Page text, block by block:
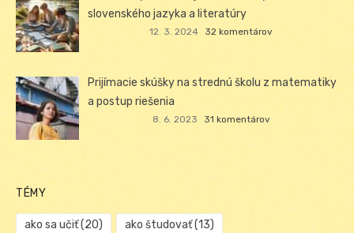
slovenského jazyka a literatúry
12. 3. 2024 32 komentárov
Prijímacie skúšky na strednú školu z matematiky
a postup riešenia
8. 6. 2023 31 komentárov
TÉMY
ako sa učiť(20) ako študovať(13)